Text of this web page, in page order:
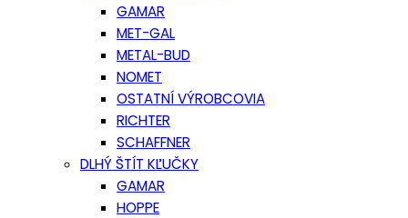
GAMAR
MET-GAL
METAL-BUD
NOMET
OSTATNÍ VÝROBCOVIA
RICHTER
SCHAFFNER
DLHÝ ŠTÍT KĽUČKY
GAMAR
HOPPE